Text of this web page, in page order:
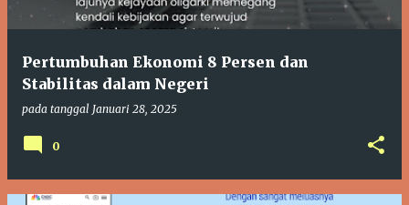
Pertumbuhan Ekonomi 8 Persen dan
Stabilitas dalam Negeri
pada tanggal Januari 28, 2025
0